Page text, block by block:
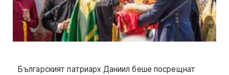
Българският патриарх Даниил беше посрещнат